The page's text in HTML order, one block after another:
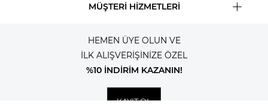
MÜŞTERİ HİZMETLERİ
HEMEN ÜYE OLUN VE
İLK ALIŞVERİŞİNİZE ÖZEL
%10 İNDİRİM KAZANIN!
KAYIT OL